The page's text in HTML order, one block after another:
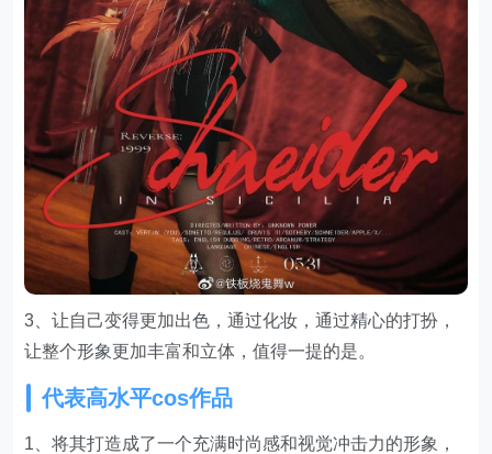
3、让自己变得更加出色，通过化妆，通过精心的打扮，
让整个形象更加丰富和立体，值得一提的是。
代表高水平cos作品
1、将其打造成了一个充满时尚感和视觉冲击力的形象，